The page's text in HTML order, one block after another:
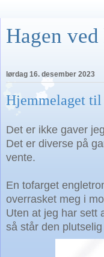
Hagen
lørdag 16. desember 2023
Hjemmelaget
Det er ikke gaver
Det er diverse på
vente.
En tofarget
overrasket meg i
Uten at jeg har sett
så står den